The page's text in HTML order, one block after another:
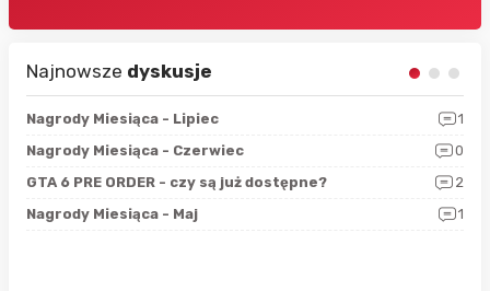
Najnowsze dyskusje
Nagrody Miesiąca - Lipiec
1
Nagrody Miesiąca - Czerwiec
0
GTA 6 PRE ORDER - czy są już dostępne?
2
Nagrody Miesiąca - Maj
1